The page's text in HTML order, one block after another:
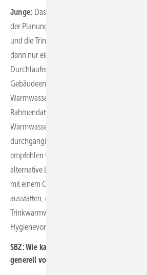
Junge: Das ist in der Tat der deutlich
der Planung. Oftmals wurde hier bereits die
und die Trinkwarmwasserbereitung
dann nur ein Wechsel hin zu einem
Durchlauferhitzer notwendig, um die
Gebäudeenergiegesetzes zu erfüllen. Erfolgte
Warmwasserbereitung bislang zentral, ist es
Rahmendaten möglich, dies auch mittels
Warmwasserspeicher umzusetzen. Soll die
durchgängig Temperaturen von
empfehlen wir wegen der dann geringeren
alternative Lösung. Dafür lässt sich die
mit einem Gas-Heizgerät anstelle des
ausstatten, der dann die hohen
Trinkwarmwasser bereitstellt und gleichzeitig
Hygienevorschriften erfüllt.
SBZ: Wie kann ich mir die Planung und
generell vorstellen?